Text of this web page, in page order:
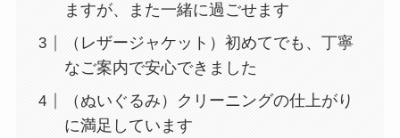
ますが、また一緒に過ごせます
（レザージャケット）初めてでも、丁寧
なご案内で安心できました
（ぬいぐるみ）クリーニングの仕上がり
に満足しています